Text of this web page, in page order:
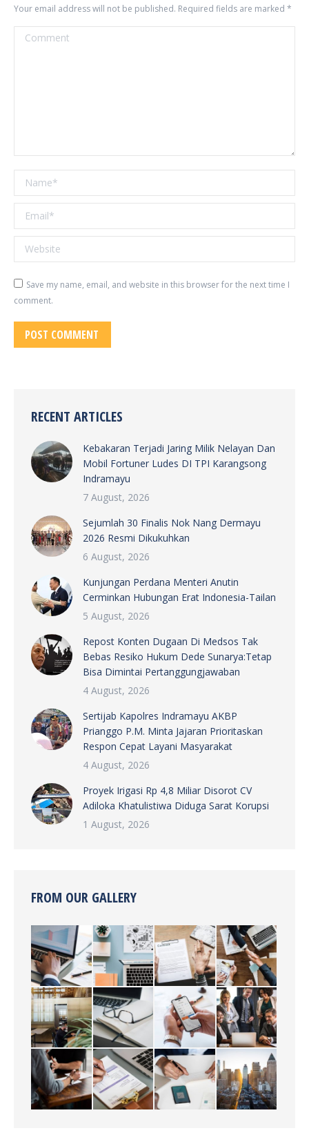
Your email address will not be published. Required fields are marked *
Comment
Name *
Email *
Website
Save my name, email, and website in this browser for the next time I
comment.
POST COMMENT
RECENT ARTICLES
Kebakaran Terjadi Jaring Milik Nelayan Dan
Mobil Fortuner Ludes DI TPI Karangsong
Indramayu
7 August, 2026
Sejumlah 30 Finalis Nok Nang Dermayu
2026 Resmi Dikukuhkan
6 August, 2026
Kunjungan Perdana Menteri Anutin
Cerminkan Hubungan Erat Indonesia-Tailan
5 August, 2026
Repost Konten Dugaan Di Medsos Tak
Bebas Resiko Hukum Dede Sunarya:Tetap
Bisa Dimintai Pertanggungjawaban
4 August, 2026
Sertijab Kapolres Indramayu AKBP
Prianggo P.M. Minta Jajaran Prioritaskan
Respon Cepat Layani Masyarakat
4 August, 2026
Proyek Irigasi Rp 4,8 Miliar Disorot CV
Adiloka Khatulistiwa Diduga Sarat Korupsi
1 August, 2026
FROM OUR GALLERY